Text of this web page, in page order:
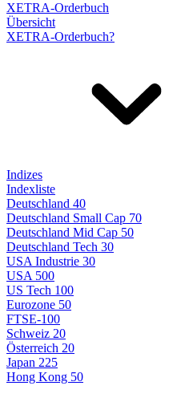
XETRA-Orderbuch
Übersicht
XETRA-Orderbuch?
Indizes
Indexliste
Deutschland 40
Deutschland Small Cap 70
Deutschland Mid Cap 50
Deutschland Tech 30
USA Industrie 30
USA 500
US Tech 100
Eurozone 50
FTSE-100
Schweiz 20
Österreich 20
Japan 225
Hong Kong 50